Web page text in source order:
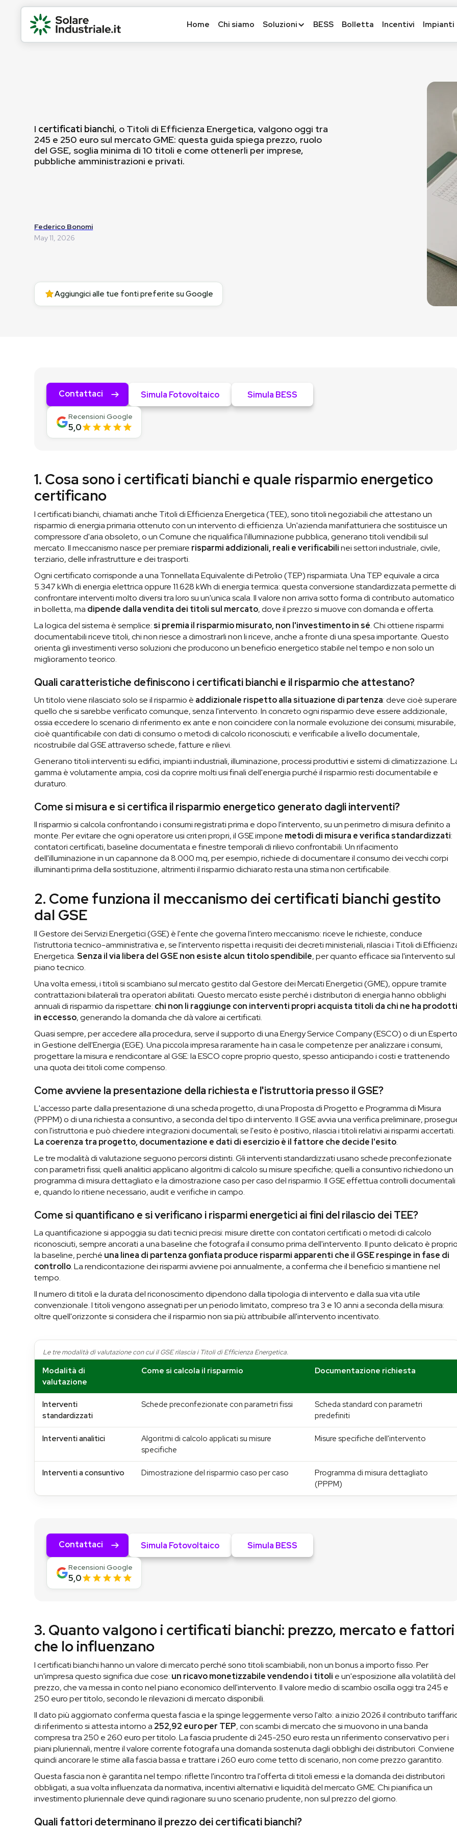
Home Chi siamo Soluzioni BESS Bolletta Incentivi Impianti
I certificati bianchi, o Titoli di Efficienza Energetica, valgono oggi tra
245 e 250 euro sul mercato GME: questa guida spiega prezzo, ruolo
del GSE, soglia minima di 10 titoli e come ottenerli per imprese,
pubbliche amministrazioni e privati.
Federico Bonomi
May 11, 2026
Aggiungici alle tue fonti preferite su Google
Contattaci Simula Fotovoltaico Simula BESS
Recensioni Google
5,0
1. Cosa sono i certificati bianchi e quale risparmio energetico
certificano
I certificati bianchi, chiamati anche Titoli di Efficienza Energetica (TEE), sono titoli negoziabili che attestano un
risparmio di energia primaria ottenuto con un intervento di efficienza. Un'azienda manifatturiera che sostituisce un
compressore d'aria obsoleto, o un Comune che riqualifica l'illuminazione pubblica, generano titoli vendibili sul
mercato. Il meccanismo nasce per premiare risparmi addizionali, reali e verificabilinei settori industriale, civile,
terziario, delle infrastrutture e dei trasporti.
Ogni certificato corrisponde a una Tonnellata Equivalente di Petrolio (TEP) risparmiata. Una TEP equivale a circa
5.347 kWh di energia elettrica oppure 11.628 kWh di energia termica: questa conversione standardizzata permette di
confrontare interventi molto diversi tra loro su un'unica scala. Il valore non arriva sotto forma di contributo automatico
in bolletta, ma dipende dalla vendita dei titoli sul mercato, dove il prezzo si muove con domanda e offerta.
La logica del sistema è semplice: si premia il risparmio misurato, non l'investimento in sé. Chi ottiene risparmi
documentabili riceve titoli, chi non riesce a dimostrarli non li riceve, anche a fronte di una spesa importante. Questo
orienta gli investimenti verso soluzioni che producono un beneficio energetico stabile nel tempo e non solo un
miglioramento teorico.
Quali caratteristiche definiscono i certificati bianchi e il risparmio che attestano?
Un titolo viene rilasciato solo se il risparmio è addizionale rispetto alla situazione di partenza: deve cioè superare
quello che si sarebbe verificato comunque, senza l'intervento. In concreto ogni risparmio deve essere addizionale,
ossia eccedere lo scenario di riferimento ex ante e non coincidere con la normale evoluzione dei consumi; misurabile,
cioè quantificabile con dati di consumo o metodi di calcolo riconosciuti; e verificabile a livello documentale,
ricostruibile dal GSE attraverso schede, fatture e rilievi.
Generano titoli interventi su edifici, impianti industriali, illuminazione, processi produttivi e sistemi di climatizzazione.
gamma è volutamente ampia, così da coprire molti usi finali dell'energia purché il risparmio resti documentabile e
duraturo.
Come si misura e si certifica il risparmio energetico generato dagli interventi?
Il risparmio si calcola confrontando i consumi registrati prima e dopo l'intervento, su un perimetro di misura definito a
monte. Per evitare che ogni operatore usi criteri propri, il GSE impone metodi di misura e verifica standardizzati:
contatori certificati, baseline documentata e finestre temporali di rilievo confrontabili. Un rifacimento
dell'illuminazione in un capannone da 8.000 mq, per esempio, richiede di documentare il consumo dei vecchi corpi
illuminanti prima della sostituzione, altrimenti il risparmio dichiarato resta una stima non certificabile.
2. Come funziona il meccanismo dei certificati bianchi gestito
dal GSE
Il Gestore dei Servizi Energetici (GSE) è l'ente che governa l'intero meccanismo: riceve le richieste, conduce
l'istruttoria tecnico-amministrativa e, se l'intervento rispetta i requisiti dei decreti ministeriali, rilascia i Titoli di
Energetica.Senza il via libera del GSE non esiste alcun titolo spendibile, per quanto efficace sia l'intervento sul
piano tecnico.
Una volta emessi, i titoli si scambiano sul mercato gestito dal Gestore dei Mercati Energetici (GME), oppure tramite
contrattazioni bilaterali tra operatori abilitati. Questo mercato esiste perché i distributori di energia hanno obblighi
annuali di risparmio da rispettare: chi non li raggiunge con interventi propri acquista titoli da chi ne ha
in eccesso, generando la domanda che dà valore ai certificati.
Quasi sempre, per accedere alla procedura, serve il supporto di una Energy Service Company (ESCO) o di un
in Gestione dell'Energia (EGE). Una piccola impresa raramente ha in casa le competenze per analizzare i consumi,
progettare la misura e rendicontare al GSE: la ESCO copre proprio questo, spesso anticipando i costi e trattenendo
una quota dei titoli come compenso.
Come avviene la presentazione della richiesta e l'istruttoria presso il GSE?
L'accesso parte dalla presentazione di una scheda progetto, di una Proposta di Progetto e Programma di Misura
(PPPM) o di una richiesta a consuntivo, a seconda del tipo di intervento. Il GSE avvia una verifica preliminare,
con l'istruttoria e può chiedere integrazioni documentali; se l'esito è positivo, rilascia i titoli relativi ai risparmi accertati.
La coerenza tra progetto, documentazione e dati di esercizio è il fattore che decide l'esito.
Le tre modalità di valutazione seguono percorsi distinti. Gli interventi standardizzati usano schede preconfezionate
con parametri fissi; quelli analitici applicano algoritmi di calcolo su misure specifiche; quelli a consuntivo richiedono un
programma di misura dettagliato e la dimostrazione caso per caso del risparmio. Il GSE effettua controlli documentali
e, quando lo ritiene necessario, audit e verifiche in campo.
Come si quantificano e si verificano i risparmi energetici ai fini del rilascio dei TEE?
La quantificazione si appoggia su dati tecnici precisi: misure dirette con contatori certificati o metodi di calcolo
riconosciuti, sempre ancorati a una baseline che fotografa il consumo prima dell'intervento. Il punto delicato è
la baseline, perché una linea di partenza gonfiata produce risparmi apparenti che il GSE respinge in fase di
controllo. La rendicontazione dei risparmi avviene poi annualmente, a conferma che il beneficio si mantiene nel
tempo.
Il numero di titoli e la durata del riconoscimento dipendono dalla tipologia di intervento e dalla sua vita utile
convenzionale. I titoli vengono assegnati per un periodo limitato, compreso tra 3 e 10 anni a seconda della misura:
oltre quell'orizzonte si considera che il risparmio non sia più attribuibile all'intervento incentivato.
Le tre modalità di valutazione con cui il GSE rilascia i Titoli di Efficienza Energetica.
Modalità di
valutazione
Come si calcola il risparmio Documentazione richiesta
Interventi
standardizzati
Schede preconfezionate con parametri fissi
Scheda standard con parametri
predefiniti
Interventi analitici
Algoritmi di calcolo applicati su misure
specifiche
Misure specifiche dell'intervento
Interventi a consuntivo Dimostrazione del risparmio caso per caso
Programma di misura dettagliato
(PPPM)
Contattaci Simula Fotovoltaico Simula BESS
Recensioni Google
5,0
3. Quanto valgono i certificati bianchi: prezzo, mercato e fattori
che lo influenzano
I certificati bianchi hanno un valore di mercato perché sono titoli scambiabili, non un bonus a importo fisso. Per
un'impresa questo significa due cose: un ricavo monetizzabile vendendo i titoli e un'esposizione alla volatilità del
prezzo, che va messa in conto nel piano economico dell'intervento. Il valore medio di scambio oscilla oggi tra 245 e
250 euro per titolo, secondo le rilevazioni di mercato disponibili.
Il dato più aggiornato conferma questa fascia e la spinge leggermente verso l'alto: a inizio 2026 il contributo
di riferimento si attesta intorno a 252,92 euro per TEP, con scambi di mercato che si muovono in una banda
compresa tra 250 e 260 euro per titolo. La fascia prudente di 245-250 euro resta un riferimento conservativo per i
piani pluriennali, mentre il valore corrente fotografa una domanda sostenuta dagli obblighi dei distributori. Conviene
quindi ancorare le stime alla fascia bassa e trattare i 260 euro come tetto di scenario, non come prezzo garantito.
Questa fascia non è garantita nel tempo: riflette l'incontro tra l'offerta di titoli emessi e la domanda dei distributori
obbligati, a sua volta influenzata da normativa, incentivi alternativi e liquidità del mercato GME. Chi pianifica un
investimento pluriennale deve quindi ragionare su uno scenario prudente, non sul prezzo del giorno.
Quali fattori determinano il prezzo dei certificati bianchi?